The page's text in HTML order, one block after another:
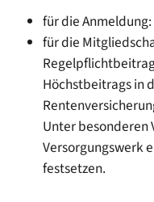
für die
für die
Höchstbeitrags in
Unter besonderen
Versorgungswerk
festsetzen.